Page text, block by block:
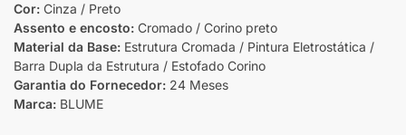
Cor: Cinza / Preto
Assento e encosto: Cromado / Corino preto
Material da Base: Estrutura Cromada / Pintura Eletrostática /
Barra Dupla da Estrutura / Estofado Corino
Garantia do Fornecedor: 24 Meses
Marca: BLUME